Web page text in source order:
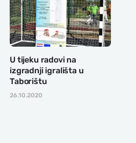
U tijeku radovi na
izgradnji igrališta u
Taborištu
26.10.2020